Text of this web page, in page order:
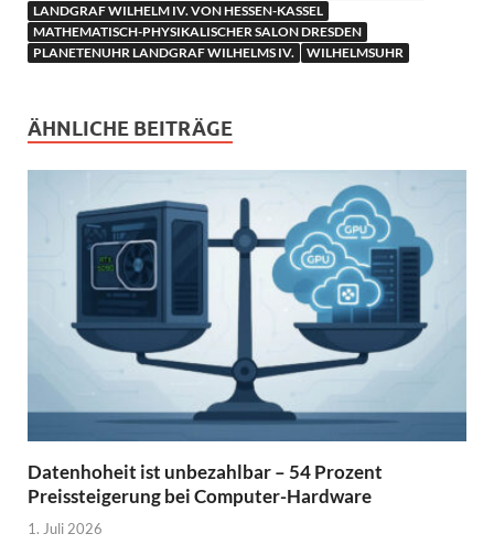
LANDGRAF WILHELM IV. VON HESSEN-KASSEL
MATHEMATISCH-PHYSIKALISCHER SALON DRESDEN
PLANETENUHR LANDGRAF WILHELMS IV.
WILHELMSUHR
ÄHNLICHE BEITRÄGE
Datenhoheit ist unbezahlbar – 54 Prozent
Preissteigerung bei Computer-Hardware
1. Juli 2026